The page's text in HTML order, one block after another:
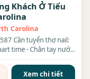
Khách Ở Tiểu
Carolina
Cần tuyển thợ nail:
time - Chân tay nước,
Xem chi tiết